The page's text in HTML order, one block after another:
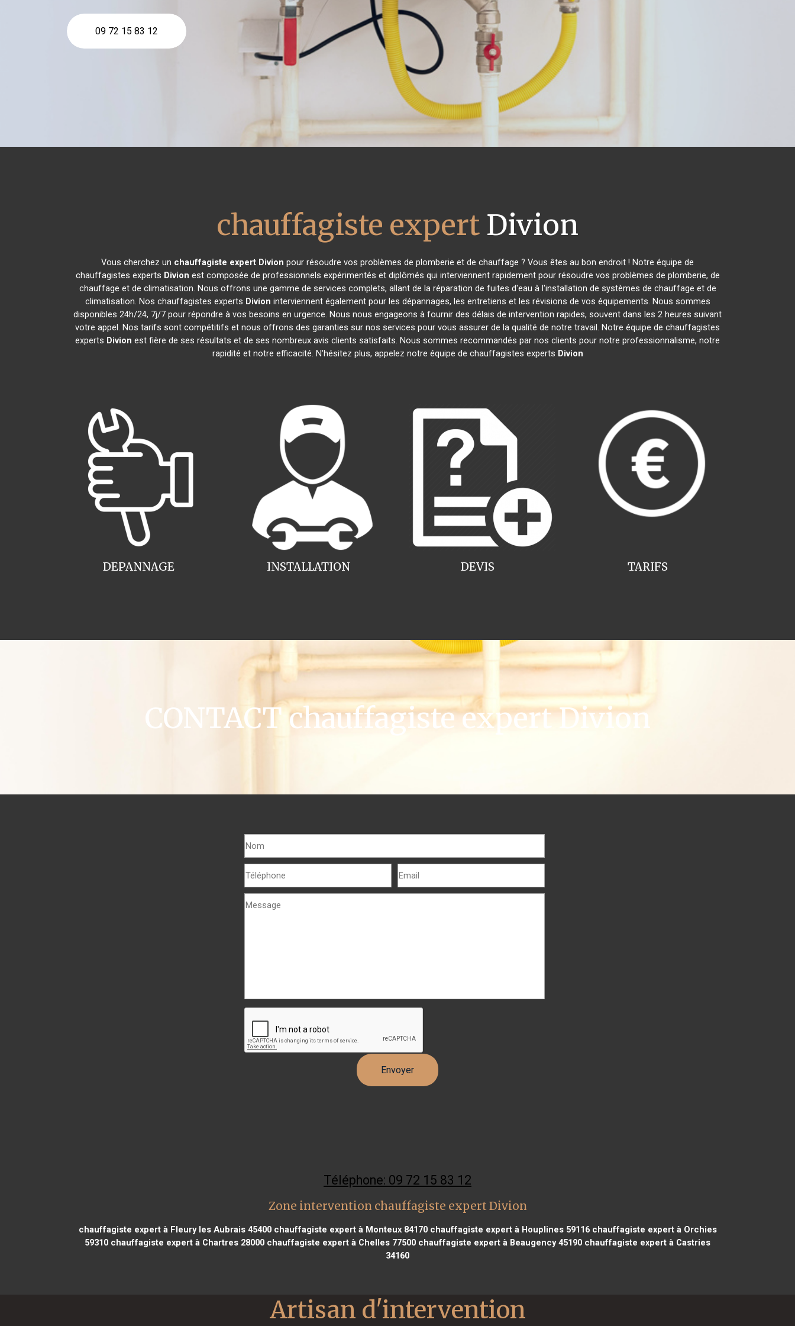
09 72 15 83 12
chauffagiste expert Divion
Vous cherchez un chauffagiste expert Divion pour résoudre vos problèmes de plomberie et de chauffage ? Vous êtes au bon endroit ! Notre équipe de
chauffagistes experts Divion est composée de professionnels expérimentés et diplômés qui interviennent rapidement pour résoudre vos problèmes de plomberie, de
chauffage et de climatisation. Nous offrons une gamme de services complets, allant de la réparation de fuites d'eau à l'installation de systèmes de chauffage et de
climatisation. Nos chauffagistes experts Divion interviennent également pour les dépannages, les entretiens et les révisions de vos équipements. Nous sommes
disponibles 24h/24, 7j/7 pour répondre à vos besoins en urgence. Nous nous engageons à fournir des délais de intervention rapides, souvent dans les 2 heures suivant
votre appel. Nos tarifs sont compétitifs et nous offrons des garanties sur nos services pour vous assurer de la qualité de notre travail. Notre équipe de chauffagistes
experts Divion est fière de ses résultats et de ses nombreux avis clients satisfaits. Nous sommes recommandés par nos clients pour notre professionnalisme, notre
rapidité et notre efficacité. N'hésitez plus, appelez notre équipe de chauffagistes experts Divion
INSTALLATION
DEPANNAGE TARIFS
DEVIS
CONTACT chauffagiste expert Divion
Téléphone: 09 72 15 83 12
Zone intervention chauffagiste expert Divion
chauffagiste expert à Fleury les Aubrais 45400chauffagiste expert à Monteux 84170chauffagiste expert à Houplines 59116chauffagiste expert à Orchies
59310 chauffagiste expert à Chartres 28000 chauffagiste expert à Chelles 77500 chauffagiste expert à Beaugency 45190 chauffagiste expert à Castries
34160
Artisan d'intervention